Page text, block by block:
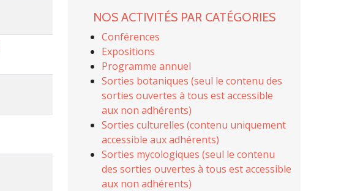
NOS ACTIVITÉS PAR CATÉGORIES
Conférences
Expositions
Programme annuel
Sorties botaniques (seul le contenu des
sorties ouvertes à tous est accessible
aux non adhérents)
Sorties culturelles (contenu uniquement
accessible aux adhérents)
Sorties mycologiques (seul le contenu
des sorties ouvertes à tous est accessible
aux non adhérents)